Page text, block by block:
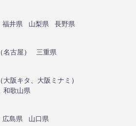
福井県 山梨県
長野県
（名古屋）
三重県
（大阪キタ 大阪ミナミ ）
和歌山県
広島県
山口県